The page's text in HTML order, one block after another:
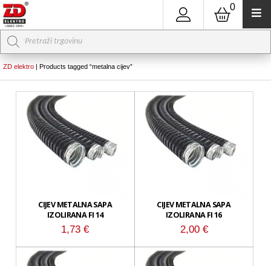
0
Products
search
ZD elektro | Products tagged “metalna cijev”
CIJEV METALNA SAPA
IZOLIRANA FI 14
1,73€
CIJEV METALNA SAPA
IZOLIRANA FI 16
2,00 €